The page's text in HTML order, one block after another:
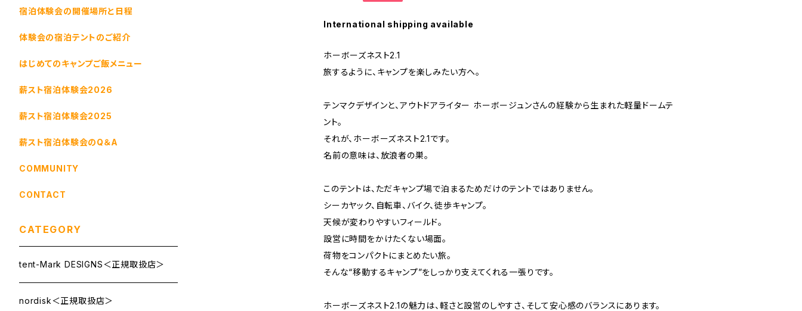
International shipping available
ホーボーズネスト2.1
旅するように、キャンプを楽しみたい方へ。
テンマクデザインと、アウトドアライター ホーボージュンさんの経験から生まれた軽量ドームテ
ント。
それが、ホーボーズネスト2.1です。
名前の意味は、放浪者の巣。
このテントは、ただキャンプ場で泊まるためだけのテントではありません。
シーカヤック、自転車、バイク、徒歩キャンプ。
天候が変わりやすいフィールド。
設営に時間をかけたくない場面。
荷物をコンパクトにまとめたい旅。
そんな“移動するキャンプ”をしっかり支えてくれる一張りです。
ホーボーズネスト2.1の魅力は、軽さと設営のしやすさ、そして安心感のバランスにあります。
宿泊体験会の開催場所と日程
体験会の宿泊テントのご紹介
はじめてのキャンプご飯メニュー
薪スト宿泊体験会2026
薪スト宿泊体験会2025
薪スト宿泊体験会のQ＆A
COMMUNITY
CONTACT
CATEGORY
tent-Mark DESIGNS＜正規取扱店＞
nordisk＜正規取扱店＞